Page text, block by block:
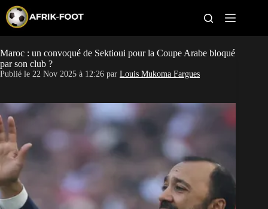
p
t
o
c
o
t
e
n
t
CAN féminine
Pays
Classement
Paris sportifs
Maroc : un convoqué de Sektioui pour la Coupe Arabe bloqué
par son club ?
Publié le 22 Nov 2025 à 12:26 par Louis Mukoma Fargues